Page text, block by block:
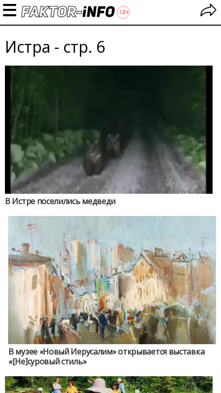
Истра - стр. 6
В Истре поселились медведи
В музее «Новый Иерусалим» открывается выставка
«[Не]суровый стиль»